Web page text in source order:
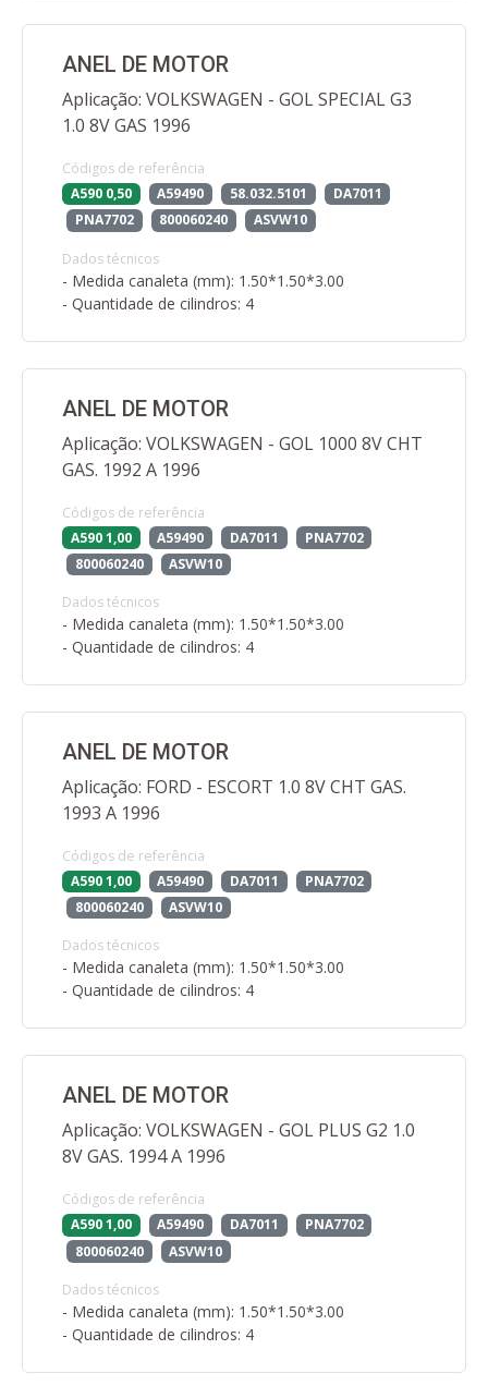
ANEL DE MOTOR
Aplicação: VOLKSWAGEN - GOL SPECIAL G3
1.0 8V GAS 1996
Códigos de referência
A590 0,50
A59490 58.032.5101
DA7011
PNA7702
800060240 ASVW10
Dados técnicos
- Medida canaleta (mm): 1.50*1.50*3.00
- Quantidade de cilindros: 4
ANEL DE MOTOR
Aplicação: VOLKSWAGEN - GOL 1000 8V CHT
GAS. 1992 A 1996
Códigos de referência
A590 1,00
A59490 DA7011
PNA7702
800060240
ASVW10
Dados técnicos
- Medida canaleta (mm): 1.50*1.50*3.00
- Quantidade de cilindros: 4
ANEL DE MOTOR
Aplicação: FORD - ESCORT 1.0 8V CHT GAS.
1993 A 1996
Códigos de referência
A590 1,00
A59490 DA7011
PNA7702
800060240
ASVW10
Dados técnicos
- Medida canaleta (mm): 1.50*1.50*3.00
- Quantidade de cilindros: 4
ANEL DE MOTOR
Aplicação: VOLKSWAGEN - GOL PLUS G2 1.0
8V GAS. 1994 A 1996
Códigos de referência
A590 1,00
A59490 DA7011
PNA7702
800060240
ASVW10
Dados técnicos
- Medida canaleta (mm): 1.50*1.50*3.00
- Quantidade de cilindros: 4